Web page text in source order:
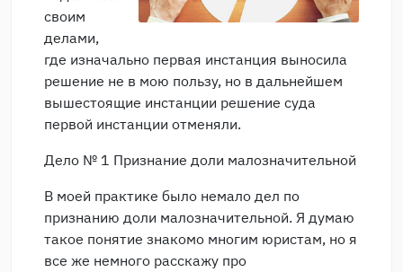
своим
делами,
где изначально первая инстанция выносила
решение не в мою пользу, но в дальнейшем
вышестоящие инстанции решение суда
первой инстанции отменяли.
Дело № 1 Признание доли малозначительной
В моей практике было немало дел по
признанию доли малозначительной. Я думаю
такое понятие знакомо многим юристам, но я
все же немного расскажу про